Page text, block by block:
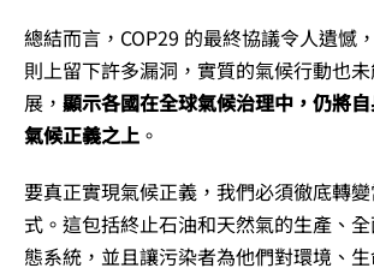
總結而言，COP29 的最終協議令人遺憾
則上留下許多漏洞，實質的氣候行動也
展， 顯示各國在全球氣候治理中，仍將
氣候正義之上 。
要真正實現氣候正義，我們必須徹底轉
式。這包括終止石油和天然氣的生產、
態系統，並且讓污染者為他們對環境、